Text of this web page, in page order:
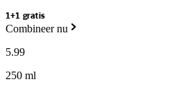
1+1 gratis
Combineer nu
5.99
250 ml